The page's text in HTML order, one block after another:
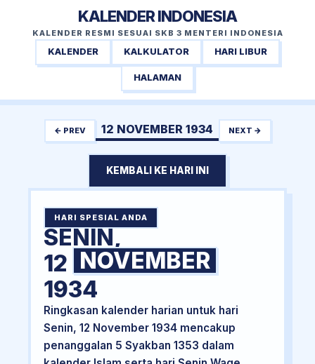
KALENDER INDONESIA
KALENDER RESMI SESUAI SKB 3 MENTERI INDONESIA
KALENDER KALKULATOR HARI LIBUR
HALAMAN
← PREV 12 NOVEMBER 1934 NEXT →
KEMBALI KE HARI INI
HARI SPESIAL ANDA
SENIN,
12 NOVEMBER
1934
Ringkasan kalender harian untuk hari
Senin, 12 November 1934 mencakup
penanggalan 5 Syakban 1353 dalam